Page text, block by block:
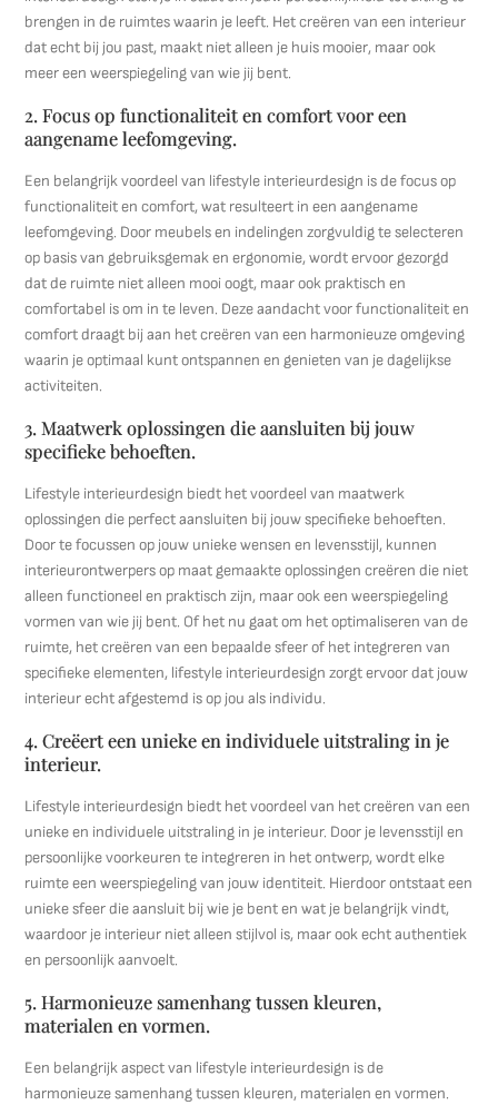
brengen in de ruimtes waarin je leeft. Het creëren van een interieur
dat echt bij jou past, maakt niet alleen je huis mooier, maar ook
meer een weerspiegeling van wie jij bent.
2. Focus op functionaliteit en comfort voor een
aangename leefomgeving.
Een belangrijk voordeel van lifestyle interieurdesign is de focus op
functionaliteit en comfort, wat resulteert in een aangename
leefomgeving. Door meubels en indelingen zorgvuldig te selecteren
op basis van gebruiksgemak en ergonomie, wordt ervoor gezorgd
dat de ruimte niet alleen mooi oogt, maar ook praktisch en
comfortabel is om in te leven. Deze aandacht voor functionaliteit en
comfort draagt bij aan het creëren van een harmonieuze omgeving
waarin je optimaal kunt ontspannen en genieten van je dagelijkse
activiteiten.
3. Maatwerk oplossingen die aansluiten bij jouw
specifieke behoeften.
Lifestyle interieurdesign biedt het voordeel van maatwerk
oplossingen die perfect aansluiten bij jouw specifieke behoeften.
Door te focussen op jouw unieke wensen en levensstijl, kunnen
interieurontwerpers op maat gemaakte oplossingen creëren die niet
alleen functioneel en praktisch zijn, maar ook een weerspiegeling
vormen van wie jij bent. Of het nu gaat om het optimaliseren van de
ruimte, het creëren van een bepaalde sfeer of het integreren van
specifieke elementen, lifestyle interieurdesign zorgt ervoor dat jouw
interieur echt afgestemd is op jou als individu.
4. Creëert een unieke en individuele uitstraling in je
interieur.
Lifestyle interieurdesign biedt het voordeel van het creëren van een
unieke en individuele uitstraling in je interieur. Door je levensstijl en
persoonlijke voorkeuren te integreren in het ontwerp, wordt elke
ruimte een weerspiegeling van jouw identiteit. Hierdoor ontstaat een
unieke sfeer die aansluit bij wie je bent en wat je belangrijk vindt,
waardoor je interieur niet alleen stijlvol is, maar ook echt authentiek
en persoonlijk aanvoelt.
5. Harmonieuze samenhang tussen kleuren,
materialen en vormen.
Een belangrijk aspect van lifestyle interieurdesign is de
harmonieuze samenhang tussen kleuren, materialen en vormen.